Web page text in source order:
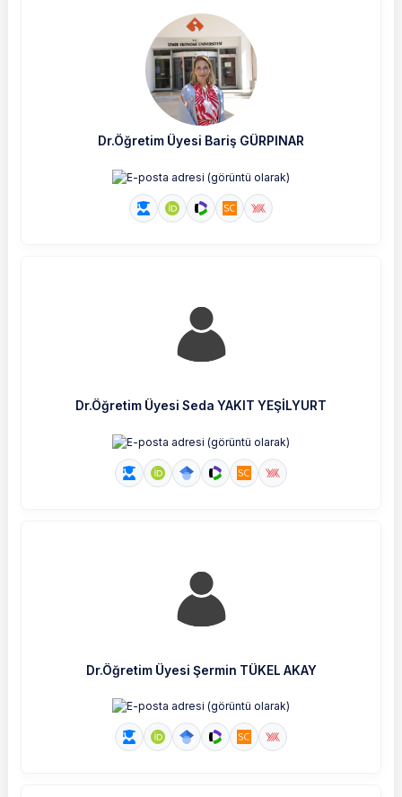
Dr.Öğretim Üyesi Bariş GÜRPINAR
Dr.Öğretim Üyesi Seda YAKIT YEŞİLYURT
Dr.Öğretim Üyesi Şermin TÜKEL AKAY